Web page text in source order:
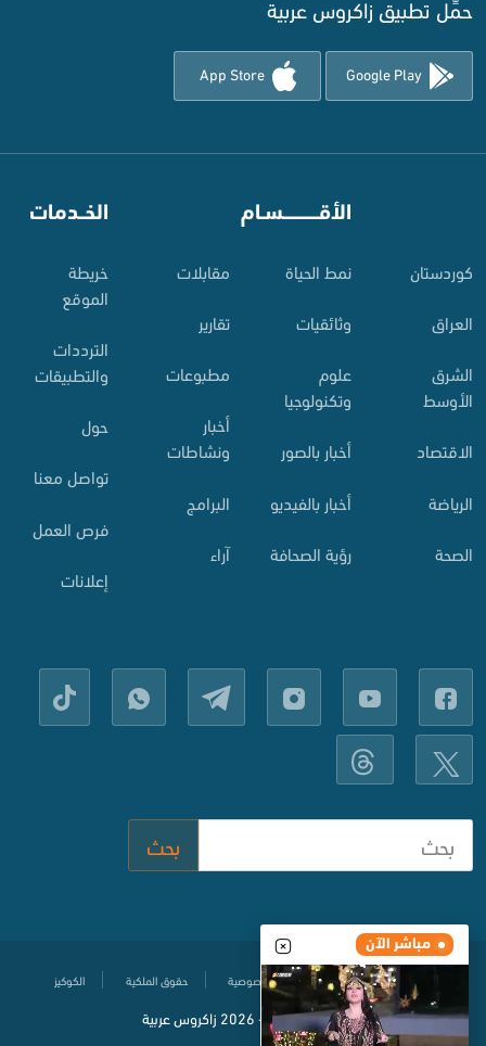
مباشر الآن
حمِّل تطبيق زاكروس عربية
Google Play
App Store
کوردستان
العراق
الشرق
الأوسط
الاقتصاد
الرياضة
الصحة
الأقـــــــــــسـام
نمط الحياة
وثائقيات
علوم
وتكنولوجيا
أخبار بالصور
أخبار بالفيديو
رؤية الصحافة
مقابلات
تقارير
مطبوعات
أخبار
ونشاطات
البرامج
آراء
الخــدمات
خريطة
الموقع
الترددات
والتطبيقات
حول
تواصل معنا
فرص العمل
إعلانات
بحث
مركز المساعدة سياسة حماية الخصوصية حقوق الملكية الكوكيز
© جميع الحقوق محفوظة2020- 2026 زاكروس عربية